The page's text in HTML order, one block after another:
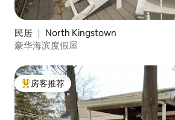
民居 ｜ North Kingstown
豪华海滨度假屋
热门「房客推荐」
房客推荐